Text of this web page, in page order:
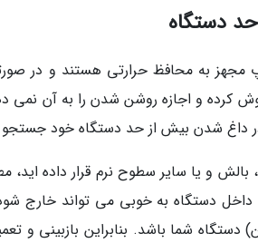
مجهز به محافظ حرارتی هستند و در
کرده و اجازه روشن شدن را به آن نمی
داغ شدن بیش از حد دستگاه خود جستجو
بالش و یا سایر سطوح نرم قرار داده
داخل دستگاه به خوبی می تواند خارج
شما باشد. بنابراین بازبینی و